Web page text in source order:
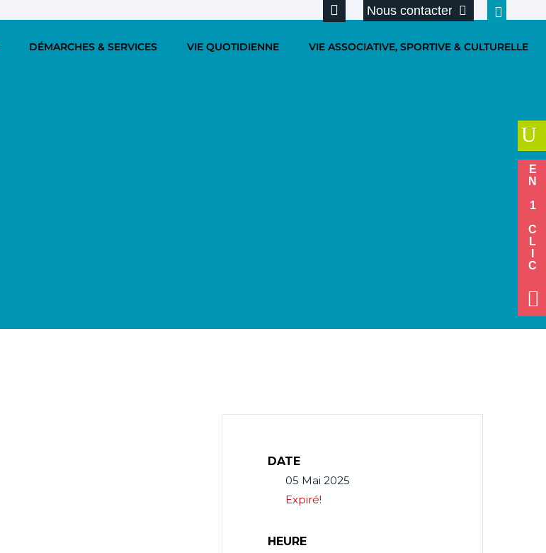
Nous contacter
DÉMARCHES & SERVICES VIE QUOTIDIENNE VIE ASSOCIATIVE, SPORTIVE & CULTURELLE
DATE
05 Mai 2025
Expiré!
HEURE
U
EN 1 CLIC
